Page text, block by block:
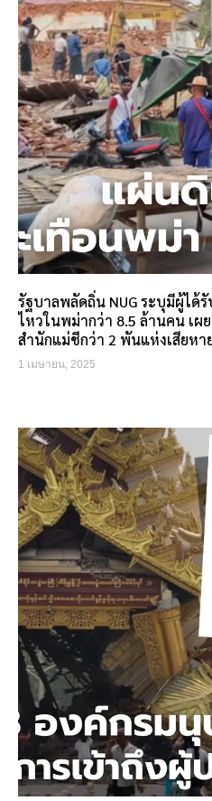
รัฐบาลพลัดถิ่น NUG ระบุมีผู้ได้
ไหวในพม่ากว่า 8.5 ล้านคน เผ
สำนักแม่ชีกว่า 2 พันแห่งเสียห
1 เมษายน, 2025